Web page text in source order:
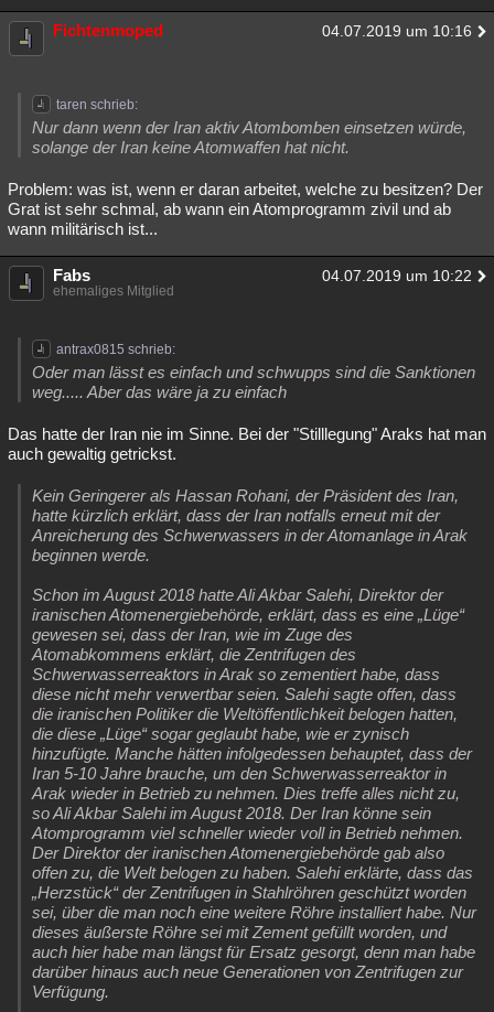
Fichtenmoped 04.07.2019 um 10:16
taren schrieb:
Nur dann wenn der Iran aktiv Atombomben einsetzen würde,
solange der Iran keine Atomwaffen hat nicht.
Problem: was ist, wenn er daran arbeitet, welche zu besitzen? Der
Grat ist sehr schmal, ab wann ein Atomprogramm zivil und ab
wann militärisch ist...
Fabs 04.07.2019 um 10:22
ehemaliges Mitglied
antrax0815 schrieb:
Oder man lässt es einfach und schwupps sind die Sanktionen
weg..... Aber das wäre ja zu einfach
Das hatte der Iran nie im Sinne. Bei der "Stilllegung" Araks hat man
auch gewaltig getrickst.
Kein Geringerer als Hassan Rohani, der Präsident des Iran,
hatte kürzlich erklärt, dass der Iran notfalls erneut mit der
Anreicherung des Schwerwassers in der Atomanlage in Arak
beginnen werde.
Schon im August 2018 hatte Ali Akbar Salehi, Direktor der
iranischen Atomenergiebehörde, erklärt, dass es eine „Lüge“
gewesen sei, dass der Iran, wie im Zuge des
Atomabkommens erklärt, die Zentrifugen des
Schwerwasserreaktors in Arak so zementiert habe, dass
diese nicht mehr verwertbar seien. Salehi sagte offen, dass
die iranischen Politiker die Weltöffentlichkeit belogen hatten,
die diese „Lüge“ sogar geglaubt habe, wie er zynisch
hinzufügte. Manche hätten infolgedessen behauptet, dass der
Iran 5-10 Jahre brauche, um den Schwerwasserreaktor in
Arak wieder in Betrieb zu nehmen. Dies treffe alles nicht zu,
so Ali Akbar Salehi im August 2018. Der Iran könne sein
Atomprogramm viel schneller wieder voll in Betrieb nehmen.
Der Direktor der iranischen Atomenergiebehörde gab also
offen zu, die Welt belogen zu haben. Salehi erklärte, dass das
„Herzstück“ der Zentrifugen in Stahlröhren geschützt worden
sei, über die man noch eine weitere Röhre installiert habe. Nur
dieses äußerste Röhre sei mit Zement gefüllt worden, und
auch hier habe man längst für Ersatz gesorgt, denn man habe
darüber hinaus auch neue Generationen von Zentrifugen zur
Verfügung.